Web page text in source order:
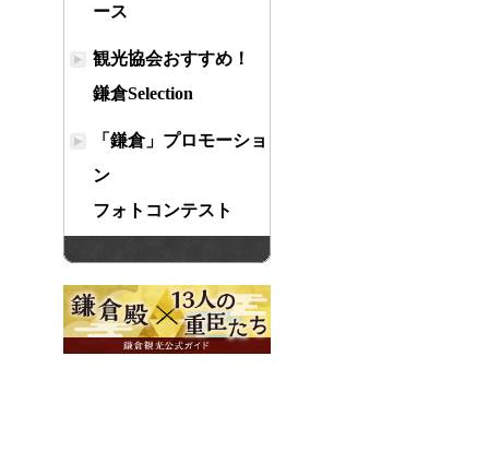
ース
観光協会おすすめ！
鎌倉Selection
「鎌倉」プロモーショ
ン
フォトコンテスト